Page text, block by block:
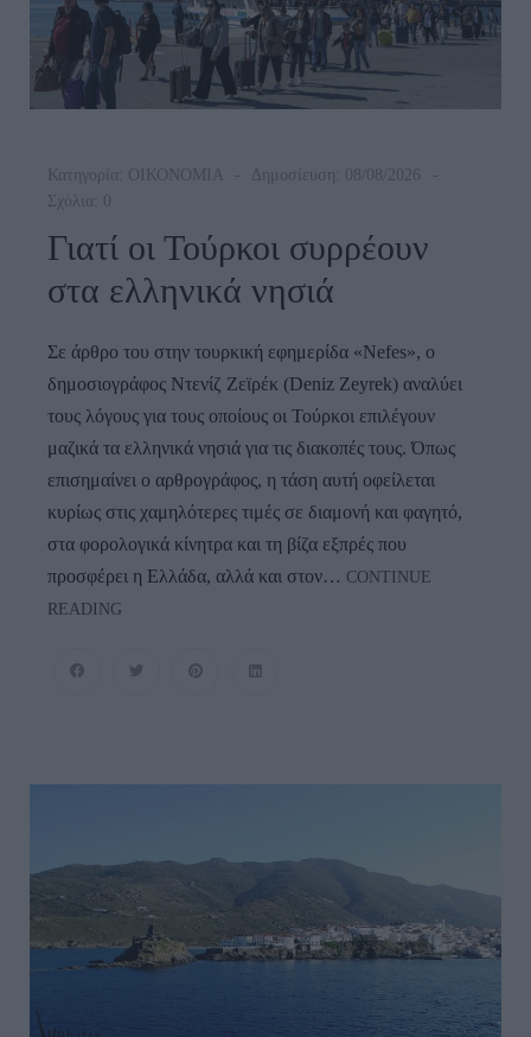
Κατηγορία: ΟΙΚΟΝΟΜΙΑ
Δημοσίευση: 08/08/2026
Σχόλια: 0
Γιατί οι Τούρκοι συρρέουν
στα ελληνικά νησιά
Σε άρθρο του στην τουρκική εφημερίδα «Nefes», ο
δημοσιογράφος Ντενίζ Ζεϊρέκ (Deniz Zeyrek) αναλύει
τους λόγους για τους οποίους οι Τούρκοι επιλέγουν
μαζικά τα ελληνικά νησιά για τις διακοπές τους. Όπως
επισημαίνει ο αρθρογράφος, η τάση αυτή οφείλεται
κυρίως στις χαμηλότερες τιμές σε διαμονή και φαγητό,
στα φορολογικά κίνητρα και τη βίζα εξπρές που
προσφέρει η Ελλάδα, αλλά και στον… CONTINUE
READING